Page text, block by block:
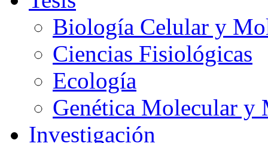
Biología Celular y
Ciencias Fisiológicas
Ecología
Genética Molecular
Investigación